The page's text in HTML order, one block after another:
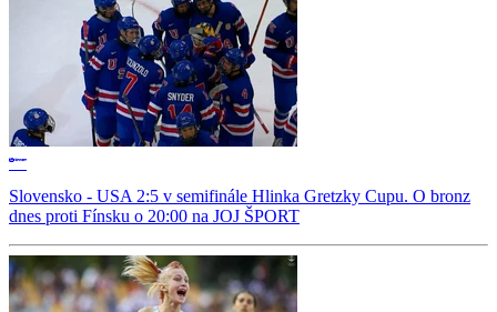
Slovensko - USA 2:5 v semifinále Hlinka Gretzky Cupu. O bronz
dnes proti Fínsku o 20:00 na JOJ ŠPORT